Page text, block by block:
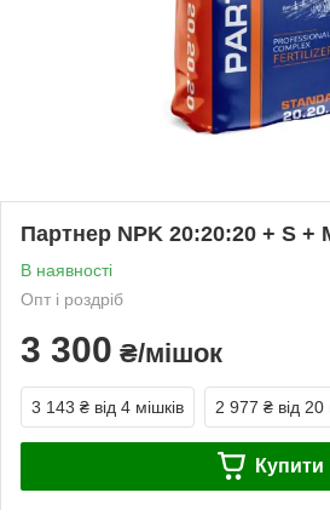
Партнер NPK 20:20:20 + S +
В наявності
Опт і роздріб
3 300 ₴/мішок
3 143 ₴ від 4 мішків 2 977 ₴ від 20
Купити